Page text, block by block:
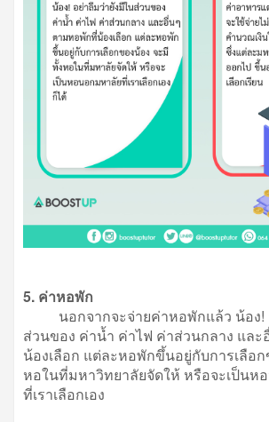
5. ค่าหอพัก
นอกจากจะจ่ายค่าหอพักแล้ว น้อง!
ส่วนของ ค่าน้ำ ค่าไฟ ค่าส่วนกลาง แล
น้องเลือก แต่ละหอพักขึ้นอยู่กับการเลือ
หอในที่มหาวิทยาลัยจัดให้ หรือจะเป็นห
ที่เราเลือกเอง